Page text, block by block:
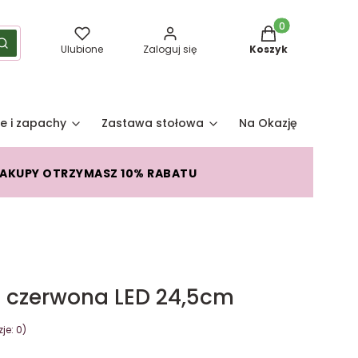
Szukaj Ulubione Zaloguj się
Produkty w
Koszyk
i zapachy Zastawa stołowa Na Okazję
OTRZYMASZ 10% RABATU
LED 24,5cm
0)